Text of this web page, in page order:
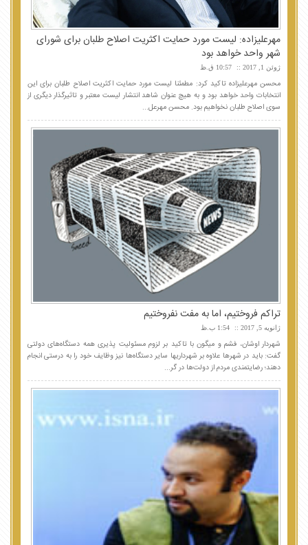
مهرعلیزاده: لیست مورد حمایت اکثریت اصلاح طلبان برای شورای
شهر واحد خواهد بود
ژوئن 1, 2017 10:57 ق.ظ
محسن مهرعلیزاده تاکید کرد: مطمئنا لیست مورد حمایت اکثریت اصلاح طلبان برای این
انتخابات واحد خواهد بود و به هیچ عنوان شاهد انتشار لیست معتبر و تاثیرگذار دیگری از
سوی اصلاح طلبان نخواهیم بود. محسن مهرعل...
تراکم فروختیم، اما به مفت نفروختیم
ژانویه 5, 2017 1:54 ب.ظ
شهردار اوشان، فشم و میگون با تاکید بر لزوم مسئولیت پذیری همه دستگاه‌های دولتی
گفت: باید در شهرها علاوه بر شهرداریها سایر دستگاه‌ها نیز وظایف خود را به درستی انجام
دهند؛ رضایتمندی مردم از دولت‌ها در گر...